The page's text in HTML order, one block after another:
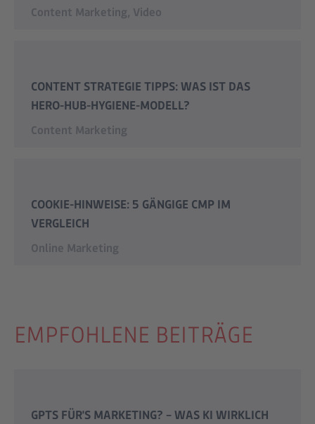
Content Marketing, Video
CONTENT STRATEGIE TIPPS: WAS IST DAS
HERO-HUB-HYGIENE-MODELL?
Content Marketing
COOKIE-HINWEISE: 5 GÄNGIGE CMP IM
VERGLEICH
Online Marketing
EMPFOHLENE BEITRÄGE
GPTS FÜR'S MARKETING? – WAS KI WIRKLICH